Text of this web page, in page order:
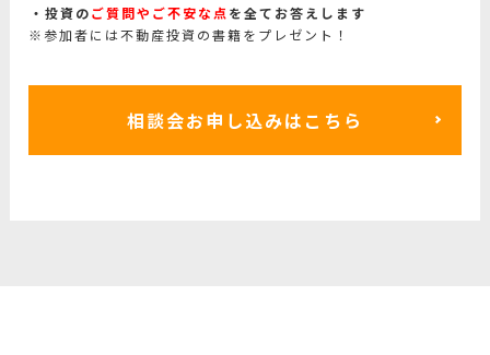
投資のご質問やご不安な点 を全てお答えします
※参加者には不動産投資の書籍をプレゼント！
相談会お申し込みはこちら